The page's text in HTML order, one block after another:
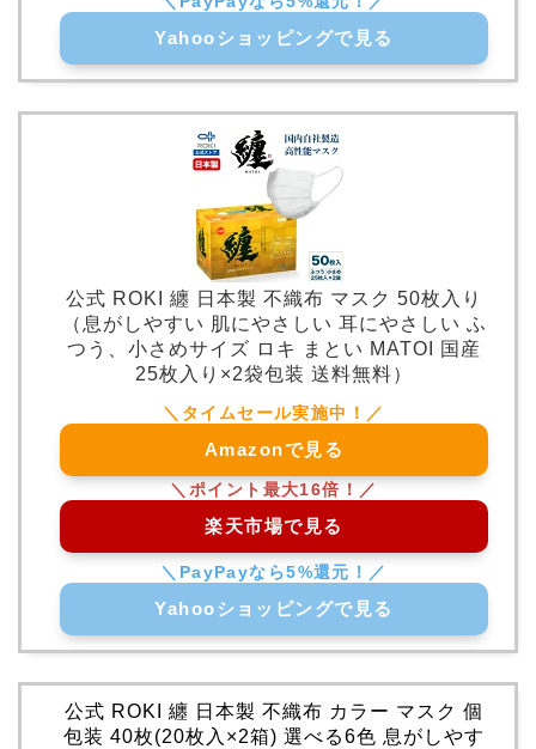
Yahooショッピングで見る
公式 ROKI 纏 日本製 不織布 マスク 50枚入り
（息がしやすい 肌にやさしい 耳にやさしい ふ
つう、小さめサイズ ロキ まとい MATOI 国産
25枚入り×2袋包装 送料無料）
Amazonで見る
楽天市場で見る
Yahooショッピングで見る
公式 ROKI 纏 日本製 不織布 カラー マスク 個
包装 40枚(20枚入×2箱) 選べる6色 息がしやす